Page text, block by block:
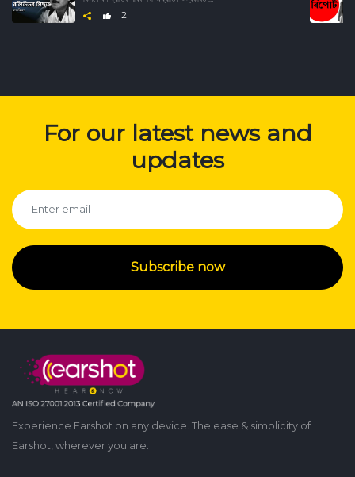
2
For our latest news and
updates
Subscribe now
Experience Earshot on any device. The ease & simplicity of
Earshot, wherever you are.